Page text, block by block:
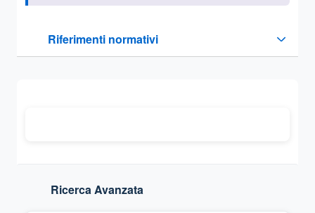
Riferimenti normativi
Sezione compressa
Ricerca Avanzata